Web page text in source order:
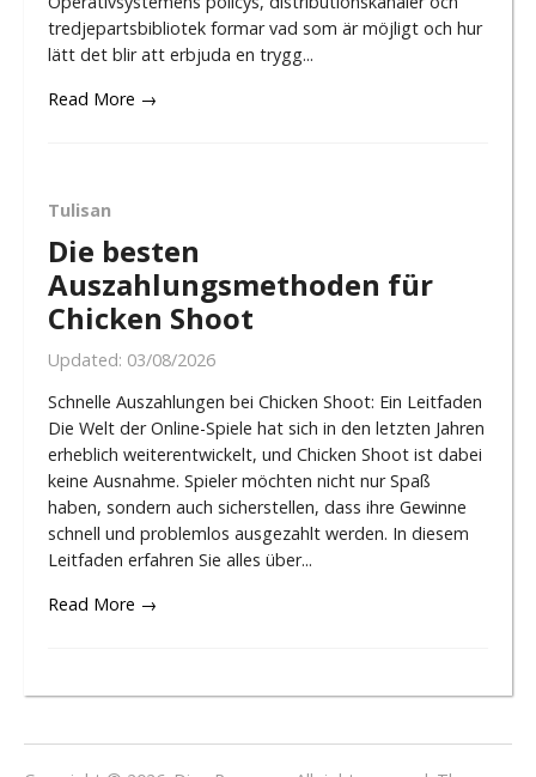
tredjepartsbibliotek formar vad som är möjligt och hur
lätt det blir att erbjuda en trygg...
Read More →
Tulisan
Die besten
Auszahlungsmethoden für
Chicken Shoot
Updated: 03/08/2026
Schnelle Auszahlungen bei Chicken Shoot: Ein Leitfaden
Die Welt der Online-Spiele hat sich in den letzten Jahren
erheblich weiterentwickelt, und Chicken Shoot ist dabei
keine Ausnahme. Spieler möchten nicht nur Spaß
haben, sondern auch sicherstellen, dass ihre Gewinne
schnell und problemlos ausgezahlt werden. In diesem
Leitfaden erfahren Sie alles über...
Read More →